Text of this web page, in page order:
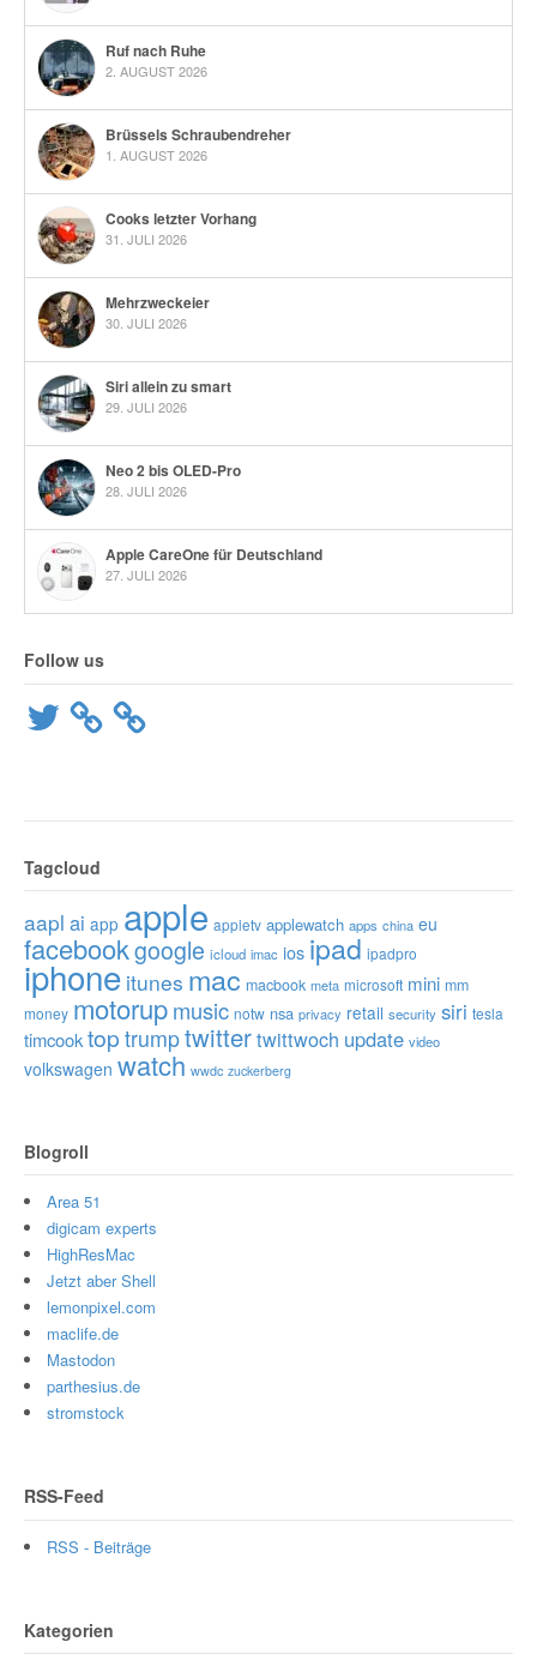
Ruf nach Ruhe
2. AUGUST 2026
Brüssels Schraubendreher
1. AUGUST 2026
Cooks letzter Vorhang
31. JULI 2026
Mehrzweckeier
30. JULI 2026
Siri allein zu smart
29. JULI 2026
Neo 2 bis OLED-Pro
28. JULI 2026
Apple CareOne für Deutschland
27. JULI 2026
Follow us
Twitter
Tagcloud
aapl ai app apple appletv applewatch apps china eu
facebookgoogle icloud imac ios ipad ipadpro
iphone itunes mac macbook meta microsoft mini mm
money motorupmusic notw nsa privacy retail security siri tesla
timcooktop trumptwittertwittwoch update video
volkswagen watch wwdc zuckerberg
Blogroll
Area 51
digicam experts
HighResMac
Jetzt aber Shell
lemonpixel.com
maclife.de
Mastodon
parthesius.de
stromstock
RSS-Feed
RSS - Beiträge
Kategorien